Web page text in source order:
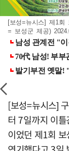
[보성=뉴시스] 제1회
= 보성군 제공)
[보성=뉴시스]
터 7일까지 이
이었던 제1회